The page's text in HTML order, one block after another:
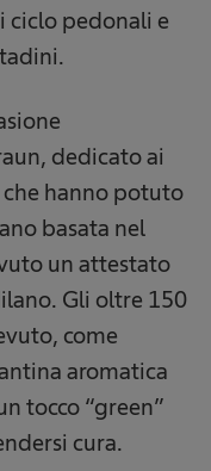
ciclo pedonali e
dedicato ai
hanno potuto
basata nel
un attestato
Gli oltre 150
come
aromatica
tocco “green”
cura.